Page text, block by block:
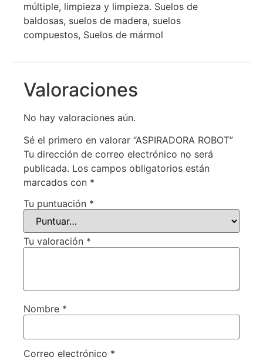
múltiple, limpieza y limpieza. Suelos de
baldosas, suelos de madera, suelos
compuestos, Suelos de mármol
Valoraciones
No hay valoraciones aún.
Sé el primero en valorar “ASPIRADORA ROBOT”
Tu dirección de correo electrónico no será
publicada. Los campos obligatorios están
marcados con *
Tu puntuación *
Tu valoración *
Nombre *
Correo electrónico *